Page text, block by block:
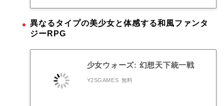
異なるタイプの美少女と体感する和風ファンタ
ジーRPG
少女ウォーズ: 幻想天下統一戦
Y2SGAMES 無料